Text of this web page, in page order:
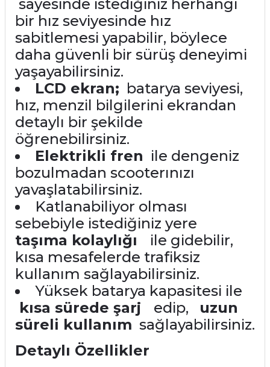
sayesinde istediğiniz herhangi
bir hız seviyesinde hız
sabitlemesi yapabilir, böylece
daha güvenli bir sürüş deneyimi
yaşayabilirsiniz.
LCD ekran; batarya seviyesi,
hız, menzil bilgilerini ekrandan
detaylı bir şekilde
öğrenebilirsiniz.
Elektrikli fren ile dengeniz
bozulmadan scooterınızı
yavaşlatabilirsiniz.
Katlanabiliyor olması
sebebiyle istediğiniz yere
taşıma kolaylığı
ile gidebilir,
kısa mesafelerde trafiksiz
kullanım sağlayabilirsiniz.
Yüksek batarya kapasitesi ile
kısa sürede şarj
edip,
uzun
süreli kullanım sağlayabilirsiniz.
Detaylı Özellikler